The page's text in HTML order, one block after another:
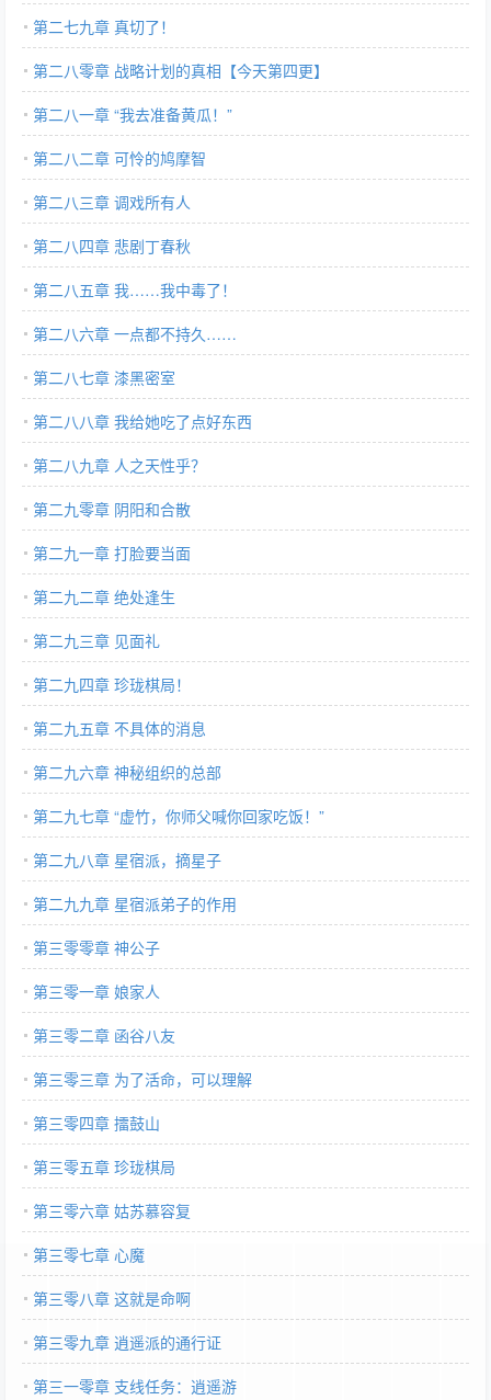
第二七九章 真切了！
第二八零章 战略计划的真相【今天第四更】
第二八一章 “我去准备黄瓜！”
第二八二章 可怜的鸠摩智
第二八三章 调戏所有人
第二八四章 悲剧丁春秋
第二八五章 我……我中毒了！
第二八六章 一点都不持久……
第二八七章 漆黑密室
第二八八章 我给她吃了点好东西
第二八九章 人之天性乎？
第二九零章 阴阳和合散
第二九一章 打脸要当面
第二九二章 绝处逢生
第二九三章 见面礼
第二九四章 珍珑棋局！
第二九五章 不具体的消息
第二九六章 神秘组织的总部
第二九七章 “虚竹，你师父喊你回家吃饭！”
第二九八章 星宿派，摘星子
第二九九章 星宿派弟子的作用
第三零零章 神公子
第三零一章 娘家人
第三零二章 函谷八友
第三零三章 为了活命，可以理解
第三零四章 擂鼓山
第三零五章 珍珑棋局
第三零六章 姑苏慕容复
第三零七章 心魔
第三零八章 这就是命啊
第三零九章 逍遥派的通行证
第三一零章 支线任务：逍遥游